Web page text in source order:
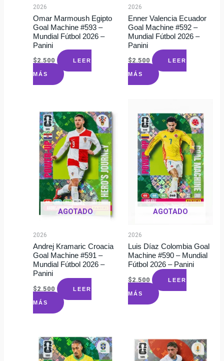
2026
Omar Marmoush Egipto
Goal Machine #593 –
Mundial Fútbol 2026 –
Panini
$2.500 LEER
MÁS
2026
Enner Valencia Ecuador
Goal Machine #592 –
Mundial Fútbol 2026 –
Panini
$2.500 LEER
MÁS
AGOTADO
2026
Andrej Kramaric Croacia
Goal Machine #591 –
Mundial Fútbol 2026 –
Panini
$2.500 LEER
MÁS
AGOTADO
2026
Luis Díaz Colombia Goal
Machine #590 – Mundial
Fútbol 2026 – Panini
$2.500 LEER
MÁS